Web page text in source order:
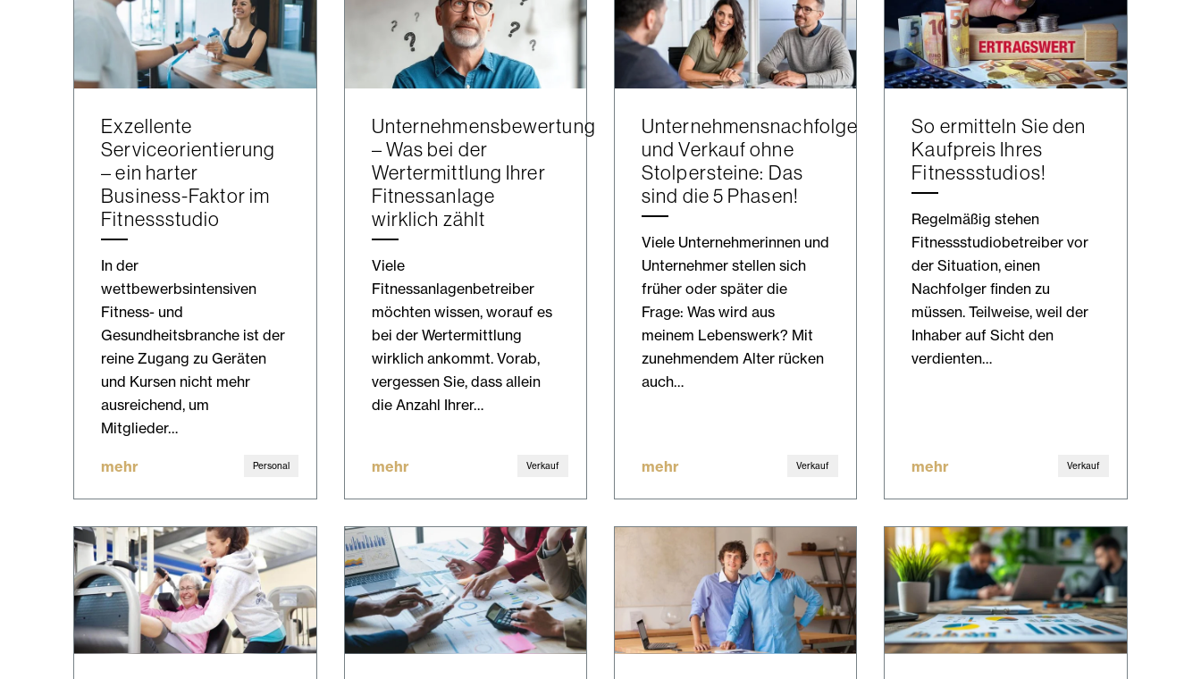
Exzellente
Serviceorientierung
– ein harter
Business-Faktor im
Fitnessstudio
In der
wettbewerbsintensiven
Fitness- und
Gesundheitsbranche ist der
reine Zugang zu Geräten
und Kursen nicht mehr
ausreichend, um
Mitglieder…
mehr Personal
Unternehmensbewertung
– Was bei der
Wertermittlung Ihrer
Fitnessanlage
wirklich zählt
Viele
Fitnessanlagenbetreiber
möchten wissen, worauf es
bei der Wertermittlung
wirklich ankommt. Vorab,
vergessen Sie, dass allein
die Anzahl Ihrer…
mehr Verkauf
Unternehmensnachfolge
und Verkauf ohne
Stolpersteine: Das
sind die 5 Phasen!
Viele Unternehmerinnen und
Unternehmer stellen sich
früher oder später die
Frage: Was wird aus
meinem Lebenswerk? Mit
zunehmendem Alter rücken
auch…
mehr Verkauf
So ermitteln Sie den
Kaufpreis Ihres
Fitnessstudios!
Regelmäßig stehen
Fitnessstudiobetreiber vor
der Situation, einen
Nachfolger finden zu
müssen. Teilweise, weil der
Inhaber auf Sicht den
verdienten…
mehr Verkauf